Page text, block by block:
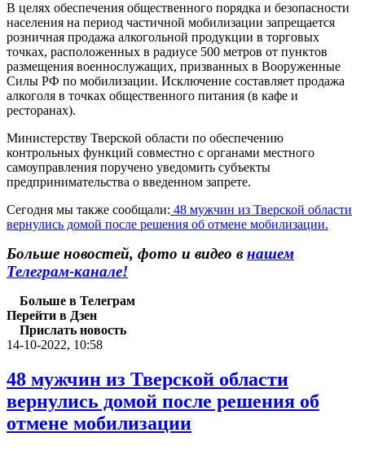
В целях обеспечения общественного порядка и безопасности
населения на период частичной мобилизации запрещается
розничная продажа алкогольной продукции в торговых
точках, расположенных в радиусе 500 метров от пунктов
размещения военнослужащих, призванных в Вооруженные
Силы РФ по мобилизации. Исключение составляет продажа
алкоголя в точках общественного питания (в кафе и
ресторанах).
Министерству Тверской области по обеспечению
контрольных функций совместно с органами местного
самоуправления поручено уведомить субъекты
предпринимательства о введенном запрете.
Сегодня мы также сообщали: 48 мужчин из Тверской области
вернулись домой после решения об отмене мобилизации.
Больше новостей, фото и видео в нашем
Телеграм-канале!
Больше в Телеграм
Перейти в Дзен
Прислать новость
14-10-2022, 10:58
48 мужчин из Тверской области
вернулись домой после решения об
отмене мобилизации